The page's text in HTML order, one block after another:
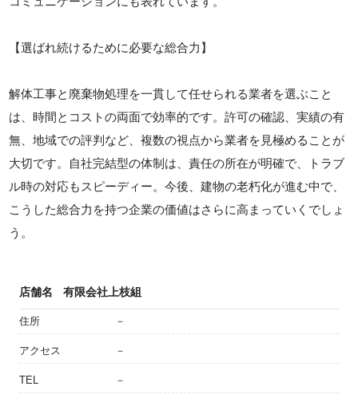
【選ばれ続けるために必要な総合力】
解体工事と廃棄物処理を一貫して任せられる業者を選ぶこと
は、時間とコストの両面で効率的です。許可の確認、実績の有
無、地域での評判など、複数の視点から業者を見極めることが
大切です。自社完結型の体制は、責任の所在が明確で、トラブ
ル時の対応もスピーディー。今後、建物の老朽化が進む中で、
こうした総合力を持つ企業の価値はさらに高まっていくでしょ
う。
店舗名 有限会社上枝組
住所 －
アクセス －
TEL －